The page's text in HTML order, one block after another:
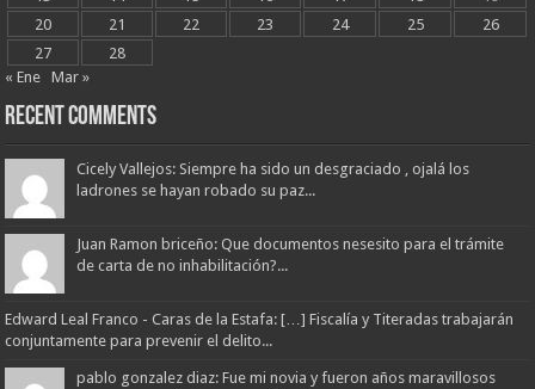
20
21 22 23 24 25
26
27
28
« Ene
Mar »
Recent Comments
Cicely Vallejos: Siempre ha sido un desgraciado , ojalá los
ladrones se hayan robado su paz...
Juan Ramon briceño: Que documentos nesesito para el trámite
de carta de no inhabilitación?...
Edward Leal Franco - Caras de la Estafa: […] Fiscalía y Titeradas trabajarán
conjuntamente para prevenir el delito...
pablo gonzalez diaz: Fue mi novia y fueron años maravillosos